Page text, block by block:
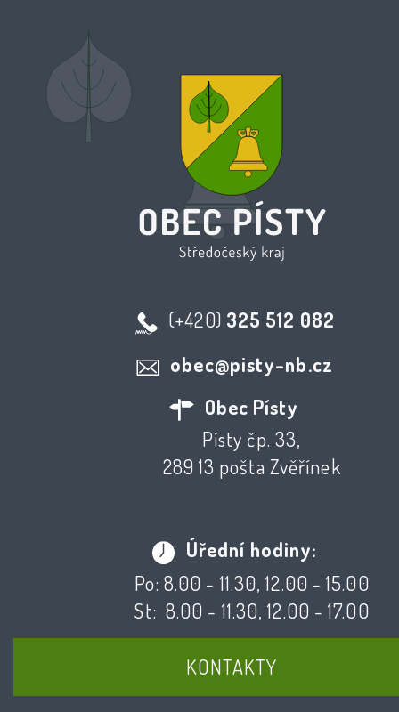
(+420) 325 512 082
obec@pisty-nb.cz
Obec Písty
Písty čp. 33,
289 13 pošta Zvěřínek
Úřední hodiny:
Po: 8.00 - 11.30, 12.00 - 15.00
St: 8.00 - 11.30, 12.00 - 17.00
KONTAKTY